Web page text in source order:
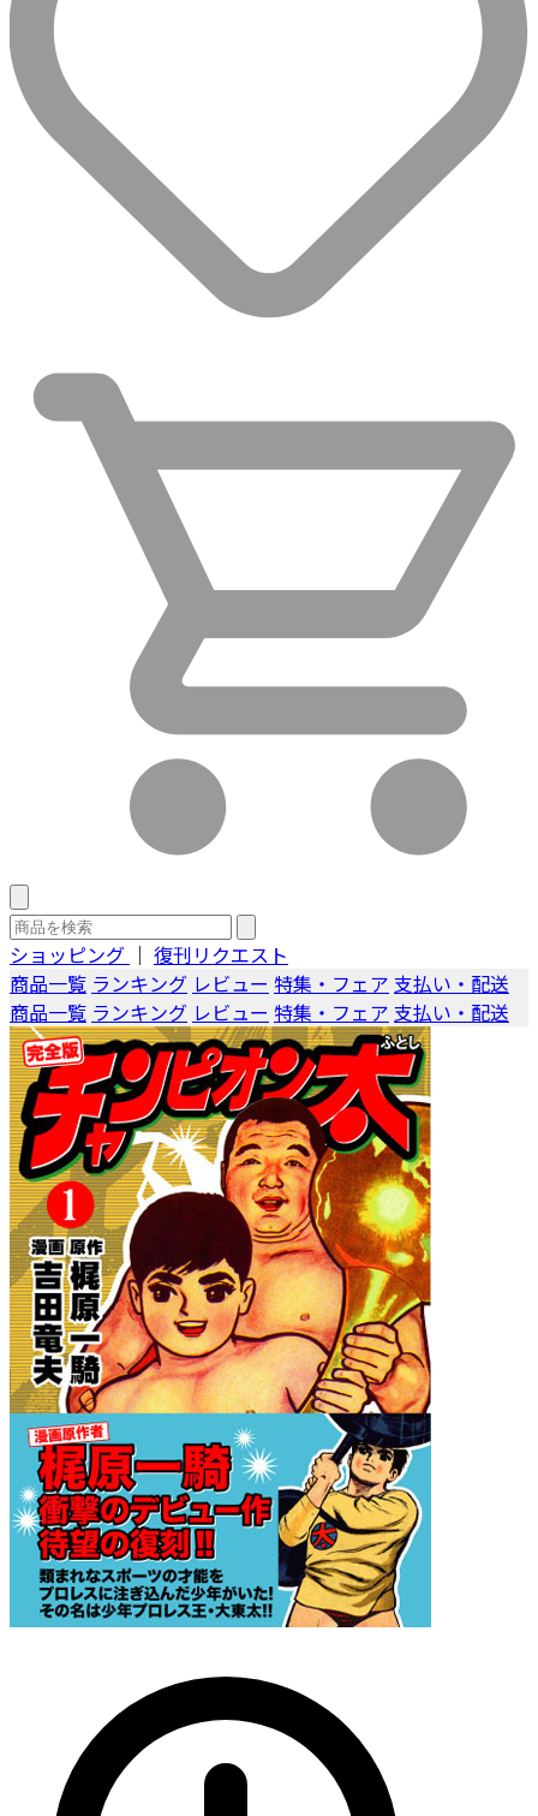
ショッピング ｜ 復刊リクエスト
商品一覧 ランキング レビュー 特集・フェア 支払い・配送
商品一覧 ランキング レビュー 特集・フェア 支払い・配送